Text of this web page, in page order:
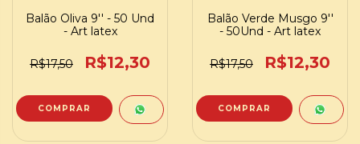
Balão Oliva 9'' - 50 Und
- Art latex
R$17,50 R$12,30
Balão Verde Musgo 9''
- 50Und - Art latex
R$17,50 R$12,30